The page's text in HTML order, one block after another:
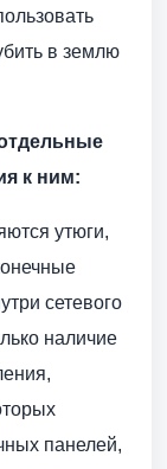
в землю
к ним:
утюги,
сетевого
наличие
панелей,